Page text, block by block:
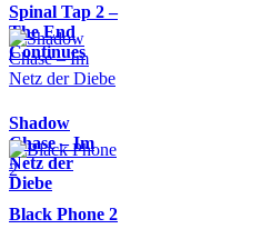
Spinal Tap 2 –
The End
Continues
Shadow
Chase – Im
Netz der
Diebe
Black Phone 2